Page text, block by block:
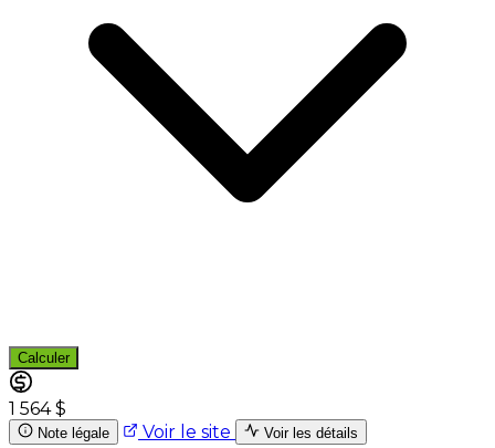
Calculer
1 564 $
Note légale Voir le site Voir les détails